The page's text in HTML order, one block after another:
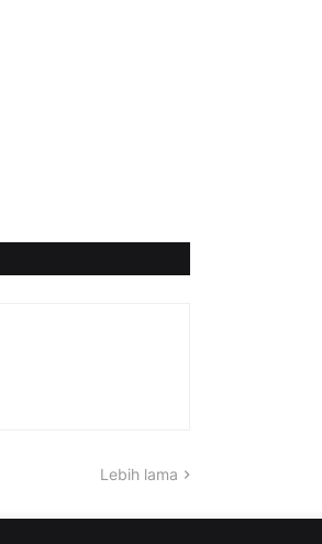
Lebih lama